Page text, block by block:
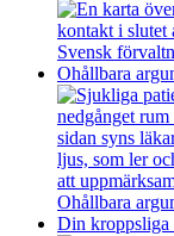
Svensk
Ohållbara
Ohållbara
Din kroppsliga